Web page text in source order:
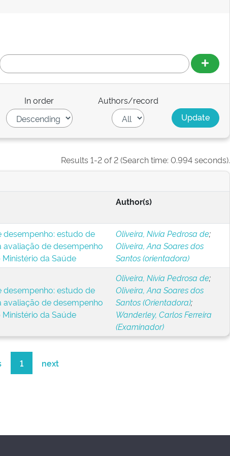
In order Authors/record
Results 1-2 of 2 (Search time: 0.994 seconds).
Author(s)
desempenho: estudo de
avaliação de desempenho
da Saúde
Oliveira, Nívia Pedrosa de;
Oliveira, Ana Soares dos
Santos (orientadora)
desempenho: estudo de
avaliação de desempenho
da Saúde
Oliveira, Nívia Pedrosa de;
Oliveira, Ana Soares dos
Santos (Orientadora);
Wanderley, Carlos Ferreira
(Examinador)
1 next